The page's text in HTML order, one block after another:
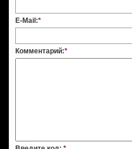
E-Mail:*
Комментарий:*